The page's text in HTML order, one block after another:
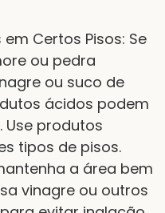
Certos Pisos: Se
ou pedra
ou suco de
ácidos podem
Use produtos
tipos de pisos.
a área bem
vinagre ou outros